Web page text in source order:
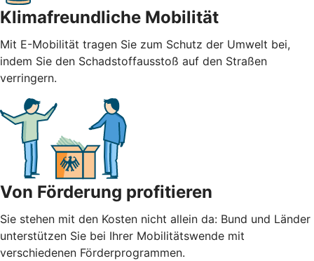
Klimafreundliche Mobilität
Mit E-Mobilität tragen Sie zum Schutz der Umwelt bei,
indem Sie den Schadstoffausstoß auf den Straßen
verringern.
Von Förderung profitieren
Sie stehen mit den Kosten nicht allein da: Bund und Länder
unterstützen Sie bei Ihrer Mobilitätswende mit
verschiedenen Förderprogrammen.